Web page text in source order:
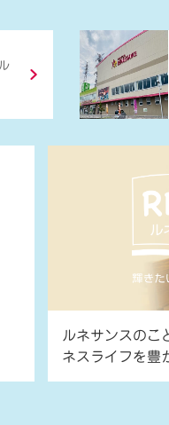
ルネサンスのこ
ネスライフを豊